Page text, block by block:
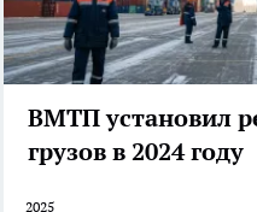
ВМТП установил
грузов в 2024 году
2025